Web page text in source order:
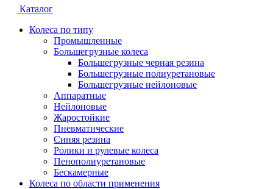
Каталог
Колеса по типу
Промышленные
Большегрузные колеса
Большегрузные черная резина
Большегрузные полиуретановые
Большегрузные нейлоновые
Аппаратные
Нейлоновые
Жаростойкие
Пневматические
Синяя резина
Ролики и рулевые колеса
Пенополиуретановые
Бескамерные
Колеса по области применения